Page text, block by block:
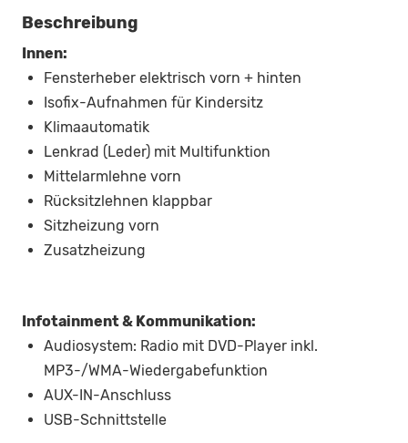
Beschreibung
Innen:
Fensterheber elektrisch vorn + hinten
Isofix-Aufnahmen für Kindersitz
Klimaautomatik
Lenkrad (Leder) mit Multifunktion
Mittelarmlehne vorn
Rücksitzlehnen klappbar
Sitzheizung vorn
Zusatzheizung
Infotainment & Kommunikation:
Audiosystem: Radio mit DVD-Player inkl.
MP3-/WMA-Wiedergabefunktion
AUX-IN-Anschluss
USB-Schnittstelle